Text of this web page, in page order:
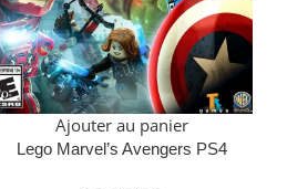
Ajouter au panier
Lego Marvel’s Avengers PS4